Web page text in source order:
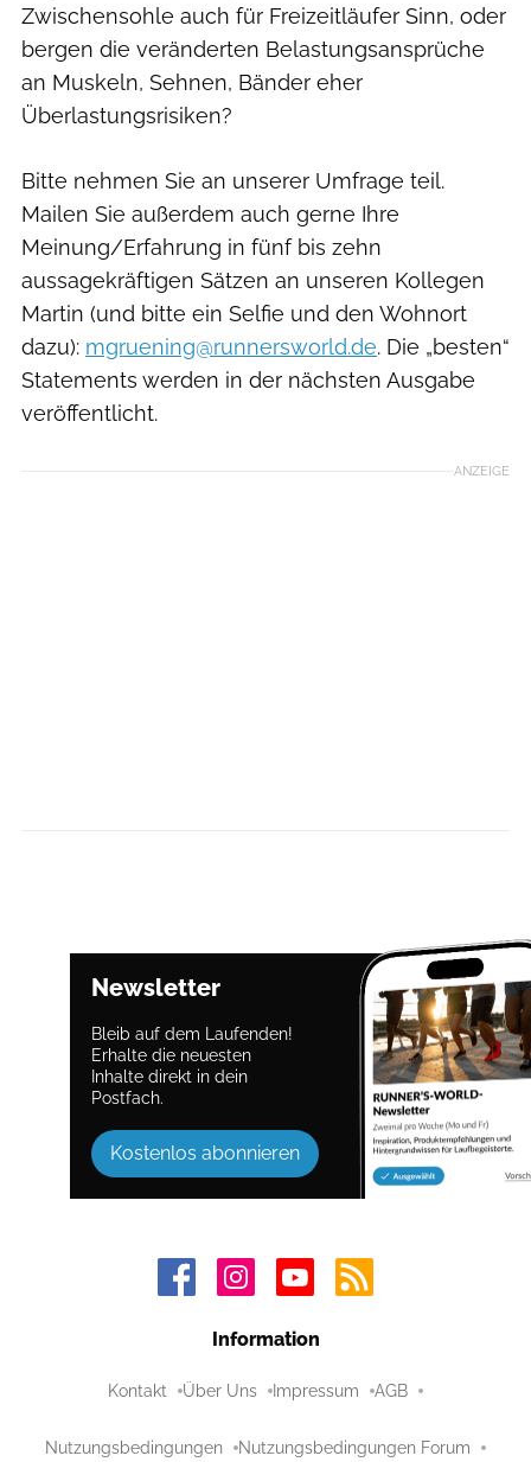
Zwischensohle auch für Freizeitläufer Sinn, oder
bergen die veränderten Belastungsansprüche
an Muskeln, Sehnen, Bänder eher
Überlastungsrisiken?
Bitte nehmen Sie an unserer Umfrage teil.
Mailen Sie außerdem auch gerne Ihre
Meinung/Erfahrung in fünf bis zehn
aussagekräftigen Sätzen an unseren Kollegen
Martin (und bitte ein Selfie und den Wohnort
dazu): mgruening@runnersworld.de. Die „besten“
Statements werden in der nächsten Ausgabe
veröffentlicht.
ANZEIGE
Newsletter
Bleib auf dem Laufenden!
Erhalte die neuesten
Inhalte direkt in dein
Postfach.
Kostenlos abonnieren
Information
Kontakt Über Uns Impressum AGB
Nutzungsbedingungen Nutzungsbedingungen Forum